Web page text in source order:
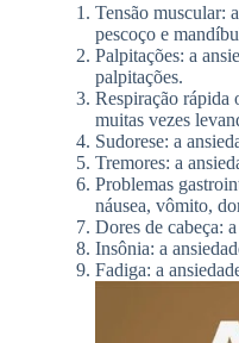
Tensão muscular:
pescoço e
Palpitações: a
palpitações.
Respiração rápida
muitas vezes
Sudorese: a
Tremores: a
Problemas
náusea, vômito,
Dores de cabeça:
Insônia: a
Fadiga: a